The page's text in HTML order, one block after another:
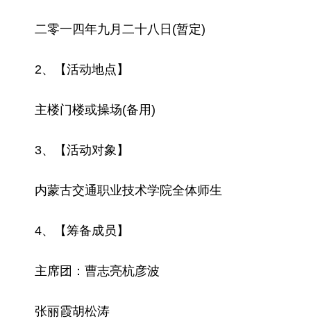
二零一四年九月二十八日(暂定)
2、【活动地点】
主楼门楼或操场(备用)
3、【活动对象】
内蒙古交通职业技术学院全体师生
4、【筹备成员】
主席团：曹志亮杭彦波
张丽霞胡松涛